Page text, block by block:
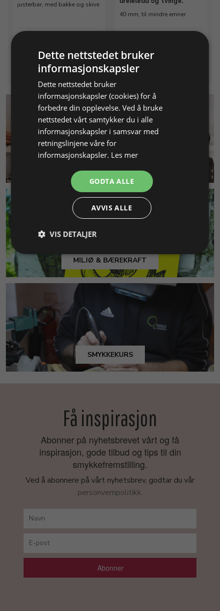
justerbar, med bakke og skive
Info
40 mm, til mindre emner
MILJØ & BÆREKRAFT
SMYKKEKURS
Få inspirasjon
Abonner på nyhetsbrevet vårt og få
inspirasjon, gode tilbud og tips til din
smykkefremstilling.
Ved å abonnere på vårt nyhetsbrev, godtar du vår
personvernpolitikk.
Abonner
Dette nettstedet bruker
informasjonskapsler
Dette nettstedet bruker
informasjonskapsler (cookies) for å
forbedre din opplevelse. Ved å bruke
nettstedet vårt samtykker du i alle
informasjonskapsler i samsvar med
retningslinjene våre for
informasjonskapsler. Les mer
GODTA ALLE
AVVIS ALLE
VIS DETALJER